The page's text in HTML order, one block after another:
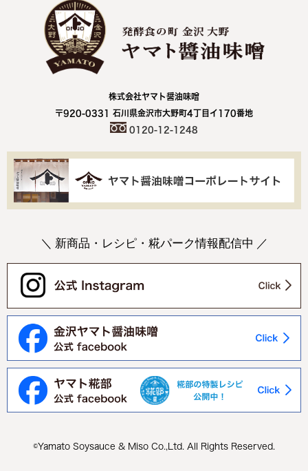
株式会社ヤマト醤油味噌
〒920-0331 石川県金沢市大野町4丁目イ170番地
0120-12-1248
＼ 新商品・レシピ・糀パーク情報配信中 ／
©Yamato Soysauce & Miso Co.,Ltd. All Rights Reserved.